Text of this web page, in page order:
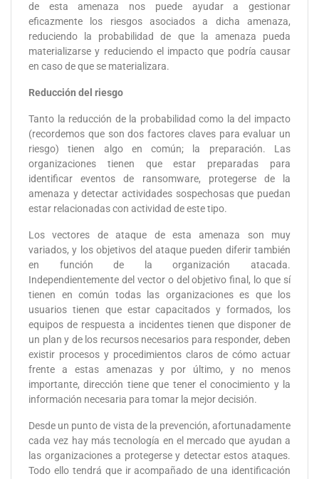
de esta amenaza nos puede ayudar a gestionar
eficazmente los riesgos asociados a dicha amenaza,
reduciendo la probabilidad de que la amenaza pueda
materializarse y reduciendo el impacto que podría causar
en caso de que se materializara.
Reducción del riesgo
Tanto la reducción de la probabilidad como la del impacto
(recordemos que son dos factores claves para evaluar un
riesgo) tienen algo en común; la preparación. Las
organizaciones tienen que estar preparadas para
identificar eventos de ransomware, protegerse de la
amenaza y detectar actividades sospechosas que puedan
estar relacionadas con actividad de este tipo.
Los vectores de ataque de esta amenaza son muy
variados, y los objetivos del ataque pueden diferir también
en función de la organización atacada.
Independientemente del vector o del objetivo final, lo que sí
tienen en común todas las organizaciones es que los
usuarios tienen que estar capacitados y formados, los
equipos de respuesta a incidentes tienen que disponer de
un plan y de los recursos necesarios para responder, deben
existir procesos y procedimientos claros de cómo actuar
frente a estas amenazas y por último, y no menos
importante, dirección tiene que tener el conocimiento y la
información necesaria para tomar la mejor decisión.
Desde un punto de vista de la prevención, afortunadamente
cada vez hay más tecnología en el mercado que ayudan a
las organizaciones a protegerse y detectar estos ataques.
Todo ello tendrá que ir acompañado de una identificación